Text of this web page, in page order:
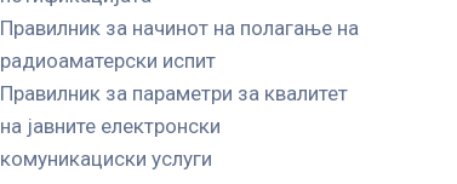
Правилник за начинот на полагање на
радиоаматерски испит
Правилник за параметри за квалитет
на јавните елeктронски
комуникациски услуги